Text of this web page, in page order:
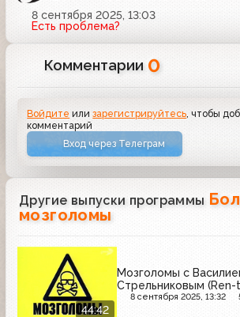
8 сентября 2025, 13:03
Есть проблема?
Комментарии 0
Войдите илизарегистрируйтесь , чтобы
комментарий
Вход через Телеграм
Другие выпуски программы
мозголомы
44:42
Мозголомы с
Стрельниковым (Ren-
8 сентября 2025, 13:32